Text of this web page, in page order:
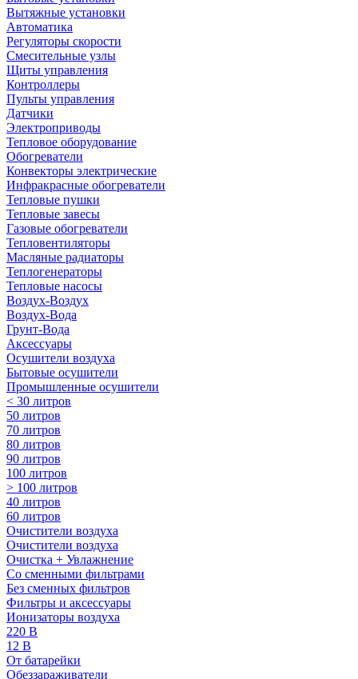
Вытяжные установки
Автоматика
Регуляторы скорости
Смесительные узлы
Щиты управления
Контроллеры
Пульты управления
Датчики
Электроприводы
Тепловое оборудование
Обогреватели
Конвекторы электрические
Инфракрасные обогреватели
Тепловые пушки
Тепловые завесы
Газовые обогреватели
Тепловентиляторы
Масляные радиаторы
Теплогенераторы
Тепловые насосы
Воздух-Воздух
Воздух-Вода
Грунт-Вода
Аксессуары
Осушители воздуха
Бытовые осушители
Промышленные осушители
< 30 литров
50 литров
70 литров
80 литров
90 литров
100 литров
> 100 литров
40 литров
60 литров
Очистители воздуха
Очистители воздуха
Очистка + Увлажнение
Cо сменными фильтрами
Без сменных фильтров
Фильтры и аксессуары
Ионизаторы воздуха
220 В
12 В
От батарейки
Обеззараживатели